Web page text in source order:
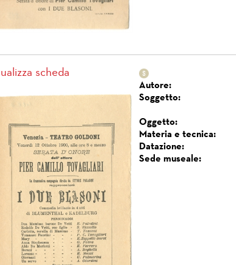
scheda
Autore:
Soggetto:
Oggetto:
Materia e tecnica:
Datazione:
Sede museale: